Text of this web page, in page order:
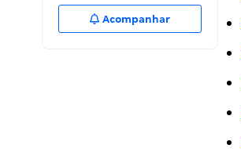
Acompanhar